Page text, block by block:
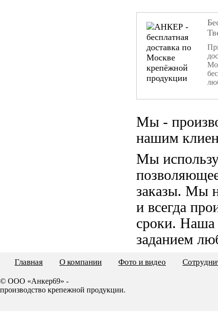
Мы -
нашим
Мы
заказы. Мы
и всегда
сроки. Наша
заданием
Главная О компании Фото и видео
© ООО «Анкер69» -
производство крепежной продукции.